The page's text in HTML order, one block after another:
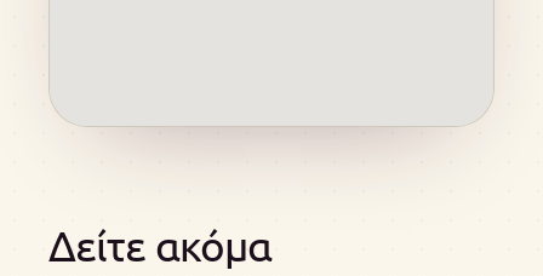
Δείτε ακόμα